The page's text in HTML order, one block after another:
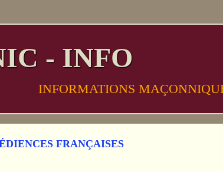
- INFO
INFORMATIONS
FRANÇAISES